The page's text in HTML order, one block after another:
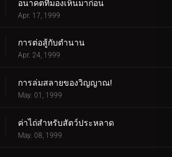
อนาคตที่มองเห็นมาก่อน
Apr. 17, 1999
การต่อสู้กับตำนาน
Apr. 24, 1999
การล่มสลายของวิญญาณ!
May. 01, 1999
ค่าไถ่สำหรับสัตว์ประหลาด
May. 08, 1999